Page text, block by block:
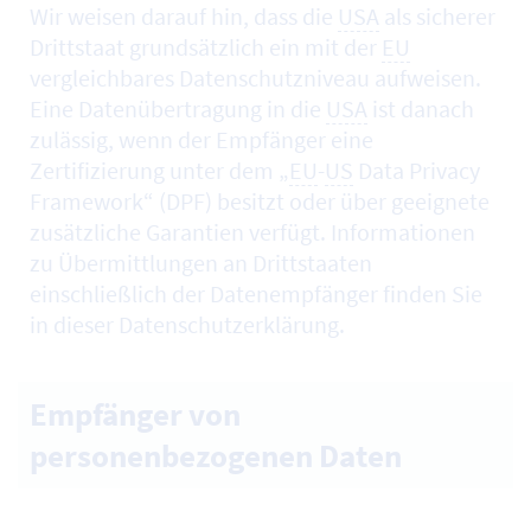
Wir weisen darauf hin, dass die USA als sicherer
Drittstaat grundsätzlich ein mit der EU
vergleichbares Datenschutzniveau aufweisen.
Eine Datenübertragung in die USA ist danach
zulässig, wenn der Empfänger eine
Zertifizierung unter dem „EU-US Data Privacy
Framework“ (DPF) besitzt oder über geeignete
zusätzliche Garantien verfügt. Informationen
zu Übermittlungen an Drittstaaten
einschließlich der Datenempfänger finden Sie
in dieser Datenschutzerklärung.